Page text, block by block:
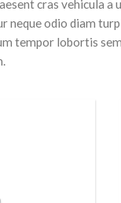
cras vehicula
neque odio diam
tempor lobortis